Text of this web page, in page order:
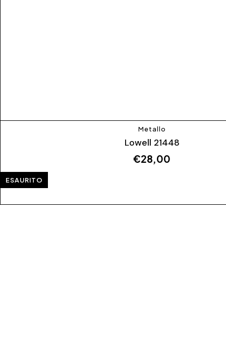
Metallo
Lowell 21448
€28,00
ESAURITO